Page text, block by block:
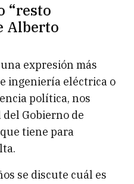
“resto
Alberto
expresión más
ingeniería eléctrica o
política, nos
Gobierno de
tiene para
se discute cuál es